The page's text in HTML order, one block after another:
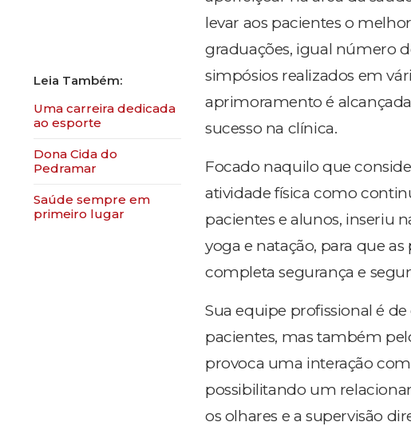
Uma carreira dedicada
ao esporte
Dona Cida do
Pedramar
Saúde sempre em
primeiro lugar
levar aos pacientes o
graduações, igual número
simpósios realizados em
aprimoramento é
sucesso na clínica.
Focado naquilo que
atividade física como
pacientes e alunos, inseriu
yoga e natação, para que
completa segurança e
Sua equipe profissional é
pacientes, mas também
provoca uma interação
possibilitando um
os olhares e a supervisão